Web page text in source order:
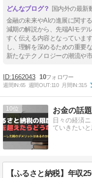
国内外の最新
金融の未来やAIの進展に関す
減期の解説から、先端AIモデ
すく伝える内容となっていま
し、理解を深めるための重要
新たなテクノロジーの潮流や
1662043 10
週間IN:65 週間OUT:110 月間IN:315
10 お金の話
日々の経済
ていきたい